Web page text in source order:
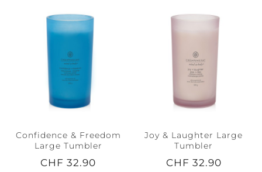
Confidence & Freedom
Large Tumbler
CHF 32.90
Joy & Laughter Large
Tumbler
CHF 32.90